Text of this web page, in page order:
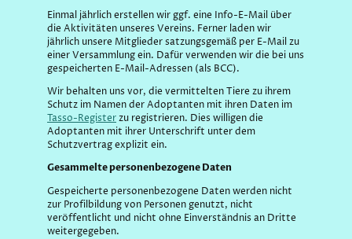
Einmal jährlich erstellen wir ggf. eine Info-E-Mail über
die Aktivitäten unseres Vereins. Ferner laden wir
jährlich unsere Mitglieder satzungsgemäß per E-Mail zu
einer Versammlung ein. Dafür verwenden wir die bei uns
gespeicherten E-Mail-Adressen (als BCC).
Wir behalten uns vor, die vermittelten Tiere zu ihrem
Schutz im Namen der Adoptanten mit ihren Daten im
Tasso-Registerzu registrieren. Dies willigen die
Adoptanten mit ihrer Unterschrift unter dem
Schutzvertrag explizit ein.
Gesammelte personenbezogene Daten
Gespeicherte personenbezogene Daten werden nicht
zur Profilbildung von Personen genutzt, nicht
veröffentlicht und nicht ohne Einverständnis an Dritte
weitergegeben.